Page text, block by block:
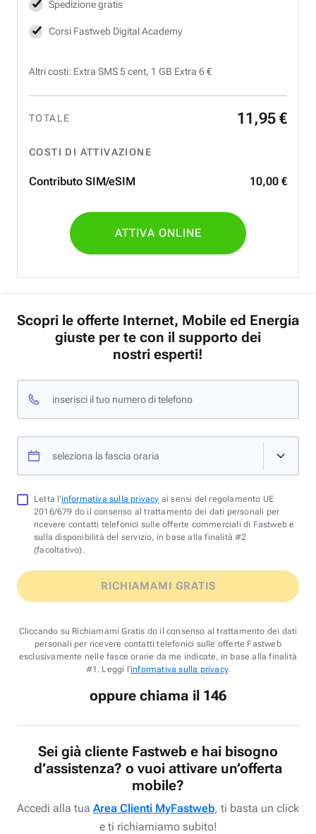
Spedizione gratis
Corsi Fastweb Digital Academy
Altri costi: Extra SMS 5 cent, 1 GB Extra 6 €
TOTALE 11 ,95 €
COSTI DI ATTIVAZIONE
Contributo SIM/eSIM 10,00 €
ATTIVA ONLINE
Scopri le offerte Internet, Mobile ed Energia
giuste per te con il supporto dei
nostri esperti!
inserisci il tuo numero di telefono
seleziona la fascia oraria
Letta l'informativa sulla privacy ai sensi del regolamento UE
2016/679 do il consenso al trattamento dei dati personali per
ricevere contatti telefonici sulle offerte commerciali di Fastweb e
sulla disponibilità del servizio, in base alla finalità #2
(facoltativo).
RICHIAMAMI GRATIS
Cliccando su Richiamami Gratis do il consenso al trattamento dei dati
personali per ricevere contatti telefonici sulle offerte Fastweb
esclusivamente nelle fasce orarie da me indicate, in base alla finalità
#1. Leggi l'informativa sulla privacy.
oppure chiama il 146
Sei già cliente Fastweb e hai bisogno
d’assistenza? o vuoi attivare un’offerta
mobile?
Accedi alla tua Area Clienti MyFastweb, ti basta un click
e ti richiamiamo subito!